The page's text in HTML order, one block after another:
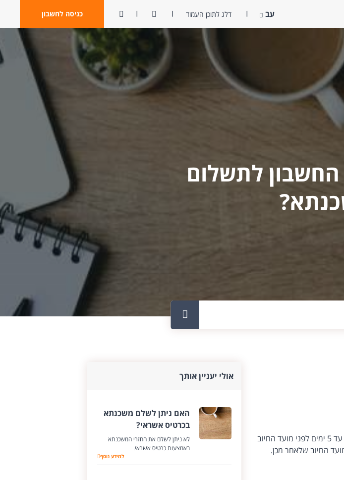
ניגודיות כניסה לחשבוןפתח חיפוש דלג לתוכן העמוד עב
לתשלום
כדי ששינוי החשבון ייכנס לתוקף במועד החיוב הקרוב, יש לבגיש את הבקשה עד 5 ימים לפני מועד החיוב
החיוב שלאחר מכן.​​
אולי יעניין אותך
האם ניתן לשלם משכנתא
בכרטיס אשראי?
לא ניתן לשלם את החזרי המשכנתא
באמצעות כרטיס אשראי.​​​​​​​​
למידע נוסף